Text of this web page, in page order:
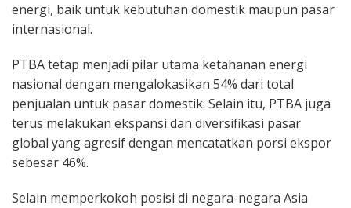
energi, baik untuk kebutuhan domestik maupun pasar
internasional.
PTBA tetap menjadi pilar utama ketahanan energi
nasional dengan mengalokasikan 54% dari total
penjualan untuk pasar domestik. Selain itu, PTBA juga
terus melakukan ekspansi dan diversifikasi pasar
global yang agresif dengan mencatatkan porsi ekspor
sebesar 46%.
Selain memperkokoh posisi di negara-negara Asia